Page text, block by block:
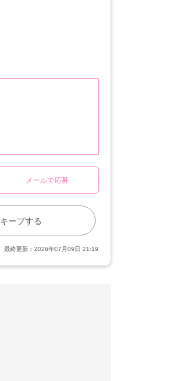
メールで応募
キープする
最終更新： 2026年07月09日 21:19